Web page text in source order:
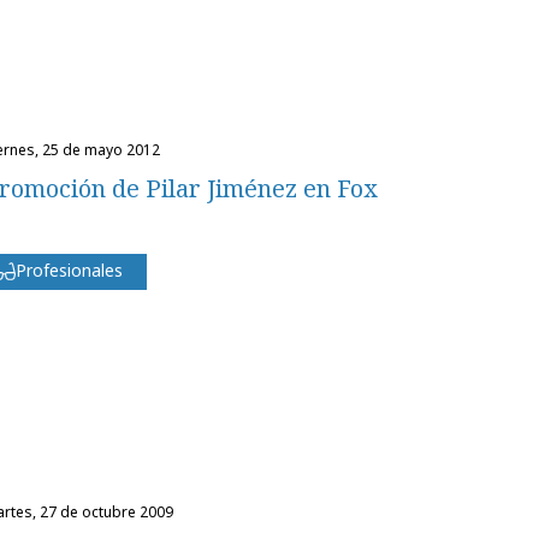
25 de mayo 2012
de Pilar Jiménez en Fox
Profesionales
27 de octubre 2009